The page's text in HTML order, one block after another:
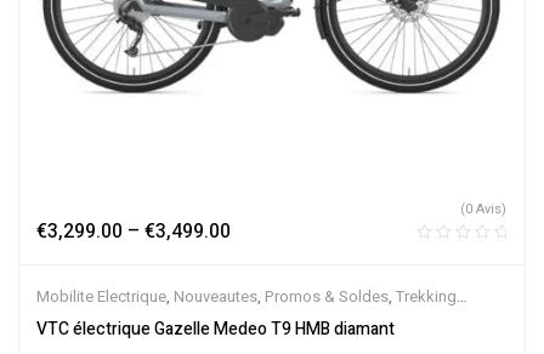
€3,299.00 – €3,499.00
(0 Avis)
Mobilite Electrique, Nouveautes, Promos & Soldes, Trekking
électrique,Vélo électrique ville,Velos Electriques,VTC Electrique
VTC électrique Gazelle Medeo T9 HMB diamant